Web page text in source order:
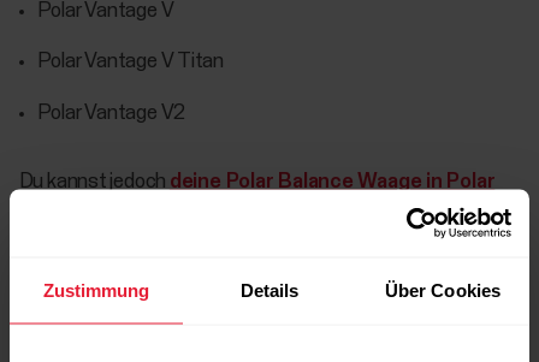
Zustimmung Details Über Cookies
Polar Vantage V
Polar Vantage V Titan
Polar Vantage V2
Du kannst jedoch deine Polar Balance Waage in Polar
und sie auf diese Weise verwenden.